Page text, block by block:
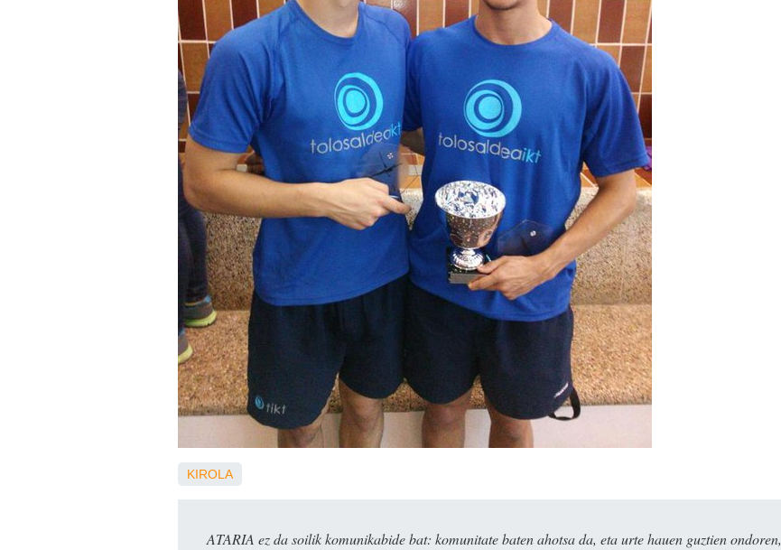
KIROLA
ATARIA ez da soilik komunikabide bat: komunitate baten ahotsa da, eta urte hauen guztien ondoren,